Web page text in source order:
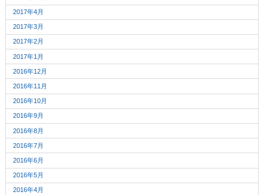
2017年4月
2017年3月
2017年2月
2017年1月
2016年12月
2016年11月
2016年10月
2016年9月
2016年8月
2016年7月
2016年6月
2016年5月
2016年4月